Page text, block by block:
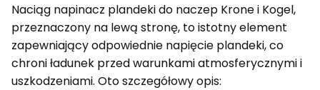
Naciąg napinacz plandeki do naczep Krone i Kogel,
przeznaczony na lewą stronę, to istotny element
zapewniający odpowiednie napięcie plandeki, co
chroni ładunek przed warunkami atmosferycznymi i
uszkodzeniami. Oto szczegółowy opis: